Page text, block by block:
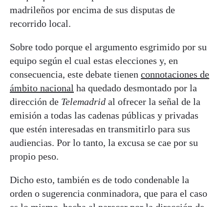
madrileños por encima de sus disputas de
recorrido local.
Sobre todo porque el argumento esgrimido por su
equipo según el cual estas elecciones y, en
consecuencia, este debate tienen connotaciones de
ámbito nacional ha quedado desmontado por la
dirección de Telemadrid al ofrecer la señal de la
emisión a todas las cadenas públicas y privadas
que estén interesadas en transmitirlo para sus
audiencias. Por lo tanto, la excusa se cae por su
propio peso.
Dicho esto, también es de todo condenable la
orden o sugerencia conminadora, que para el caso